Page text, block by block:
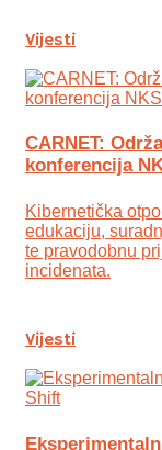
Vijesti
CARNET:
konferencija
Kibernetička
edukaciju,
te pravodobnu
incidenata.
Vijesti